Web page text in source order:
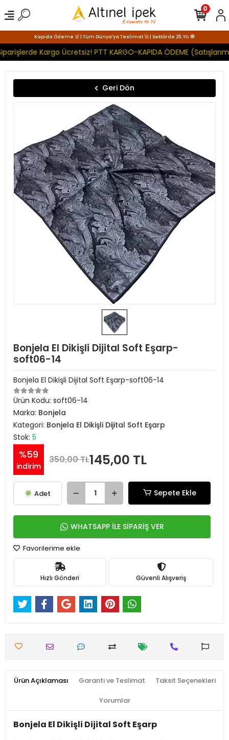
Kapıda Ödeme 🛒 | Tüm Dünya'ya Teslimat 🚀 | Sektörde 25. YIL 🧿
Kargo Ücretsiz! PTT KARGO-KAPIDA ÖDEME
0
Geri Dön
Bonjela El Dikişli Dijital Soft Eşarp-
soft06-14
Bonjela El Dikişli Dijital Soft Eşarp-soft06-14
Ürün Kodu: soft06-14
Marka: Bonjela
Kategori: Bonjela El Dikişli Dijital Soft Eşarp
Stok: 5
%59
indirim
350,00 TL145,00 TL
Adet Sepete Ekle
WHATSAPP İLE SİPARİŞ VER
Favorilerime ekle
Hızlı Gönderi Güvenli Alışveriş
Ürün Açıklaması Garanti ve Teslimat Taksit Seçenekleri
Yorumlar
Bonjela El Dikişli Dijital Soft Eşarp